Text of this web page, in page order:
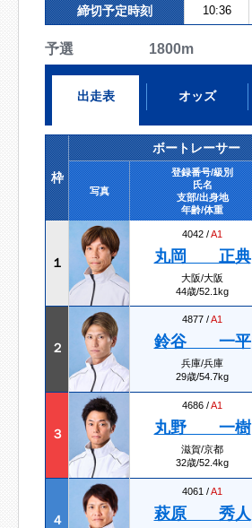
締切予定時刻 10:36
予選 1800m
出走表 オッズ
枠
ボートレーサー
写真
登録番号/級別
氏名
支部/出身地
年齢/体重
１
4042 /A1
丸岡 正典
大阪/大阪
44歳/52.1kg
２
4877 /A1
鈴谷 一平
兵庫/兵庫
29歳/54.7kg
３
4686 /A1
丸野 一樹
滋賀/京都
32歳/52.4kg
４
4061 /A1
萩原 秀人